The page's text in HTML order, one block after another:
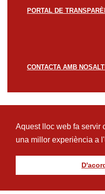
Aquest lloc web fa servir
una millor experiència a
PORTAL DE
CONTACTA AMB